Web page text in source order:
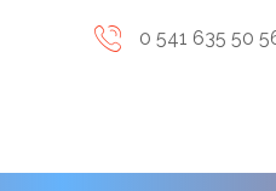
0 541 635 50